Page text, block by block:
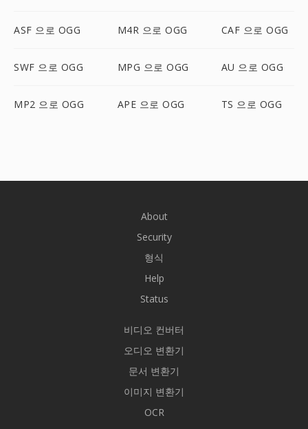
ASF 으로 OGG M4R 으로 OGG CAF 으로 OGG
SWF 으로 OGG MPG 으로 OGG AU 으로 OGG
MP2 으로 OGG APE 으로 OGG TS 으로 OGG
About
Security
형식
Help
Status
비디오 컨버터
오디오 변환기
문서 변환기
이미지 변환기
OCR